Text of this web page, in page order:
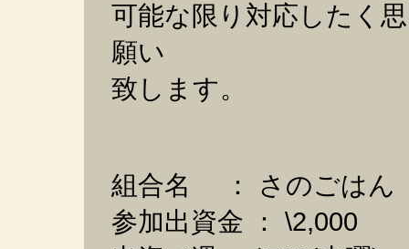
可能な限り対応したく
願い
致します。
組合名 ： さのごはん
参加出資金 ： \2,000